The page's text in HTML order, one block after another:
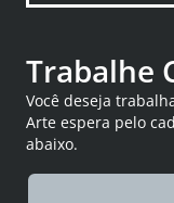
Trabalhe
Você deseja
Arte espera pelo
abaixo.